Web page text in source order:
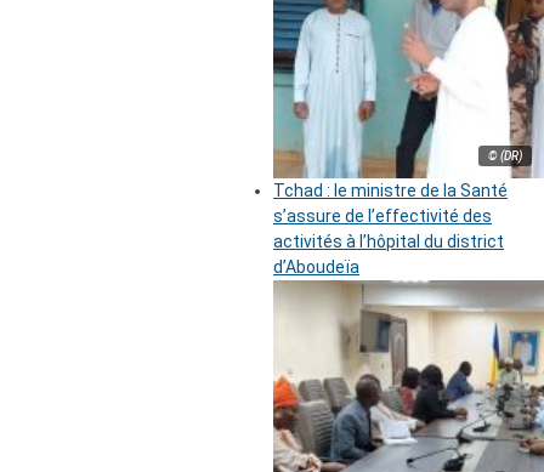
© (DR)
Tchad : le ministre de la Santé
s’assure de l’effectivité des
activités à l’hôpital du district
d’Aboudeïa